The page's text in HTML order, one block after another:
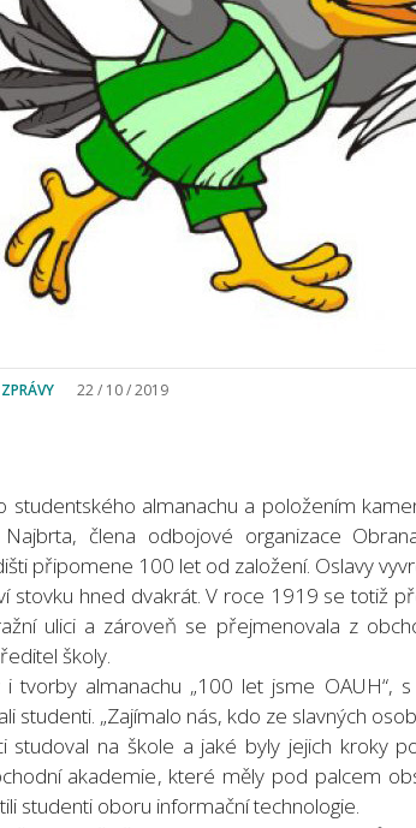
ZPRÁVY 22 / 10 / 2019
studentského almanachu a položením
člena odbojové organizace
připomene 100 let od založení. Oslavy
stovku hned dvakrát. V roce 1919 se totiž
ulici a zároveň se přejmenovala z
školy.
i tvorby almanachu „100 let jsme
studenti. „Zajímalo nás, kdo ze slavných
studoval na škole a jaké byly jejich kroky
akademie, které měly pod palcem
studenti oboru informační technologie.